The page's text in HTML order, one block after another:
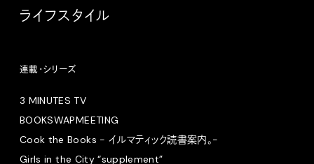
ライフスタイル
連載・シリーズ
3 MINUTES TV
BOOKSWAPMEETING
Cook the Books - イルマティック読書案内。-
Girls in the City “supplement”